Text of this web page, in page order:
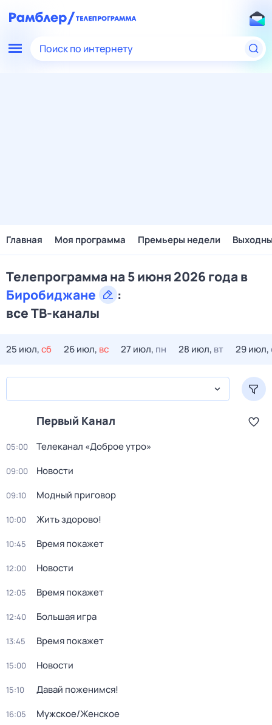
Поиск по интернету
Главная Моя программа Премьеры недели
Телепрограмма на 5 июня 2026 года в
Биробиджане
:
все ТВ-каналы
25 июл,сб 26 июл, вс 27 июл, пн 28 июл, вт 29 июл,
Первый Канал
05:00 Телеканал «Доброе утро»
09:00 Новости
09:10 Модный приговор
10:00 Жить здорово!
10:45 Время покажет
12:00 Новости
12:05 Время покажет
12:40 Большая игра
13:45 Время покажет
15:00 Новости
15:10 Давай поженимся!
16:05 Мужское/Женское